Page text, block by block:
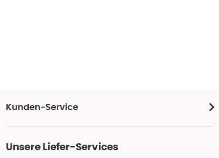
Kunden-Service
Unsere Liefer-Services